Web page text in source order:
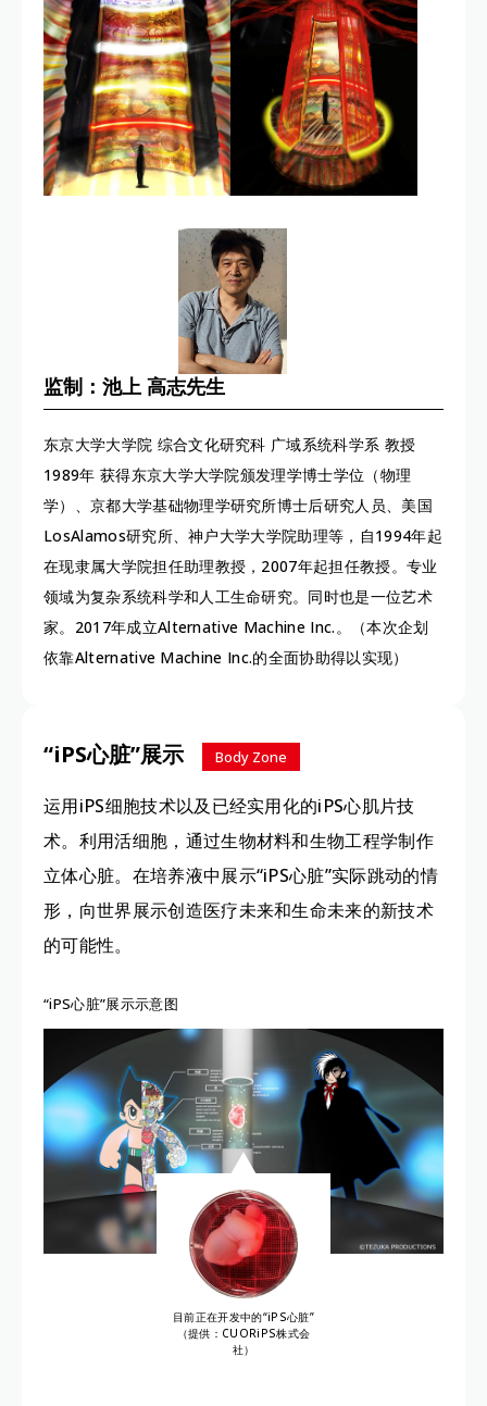
监制：池上 高志先生
东京大学大学院 综合文化研究科 广域系统科学系 教授
1989年 获得东京大学大学院颁发理学博士学位（物理
学）、京都大学基础物理学研究所博士后研究人员、美国
LosAlamos研究所、神户大学大学院助理等，自1994年起
在现隶属大学院担任助理教授，2007年起担任教授。专业
领域为复杂系统科学和人工生命研究。同时也是一位艺术
家。2017年成立Alternative Machine Inc.。（本次企划
依靠Alternative Machine Inc.的全面协助得以实现）
“iPS心脏”展示 Body Zone
运用iPS细胞技术以及已经实用化的iPS心肌片技
术。利用活细胞，通过生物材料和生物工程学制作
立体心脏。在培养液中展示“iPS心脏”实际跳动的情
形，向世界展示创造医疗未来和生命未来的新技术
的可能性。
“iPS心脏”展示示意图
目前正在开发中的“iPS心脏”
（提供：CUORiPS株式会
社）